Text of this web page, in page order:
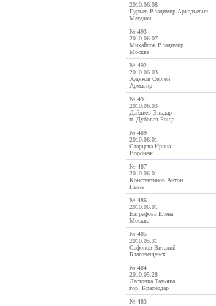
2010.06.08
Гурьев Владимир Аркадьевич
Магадан
№ 493
2010.06.07
Михайлов Владимир
Москва
№ 492
2010.06.03
Худяков Сергей
Армавир
№ 491
2010.06.03
Дайдиев Эльдар
п. Дубовая Роща
№ 489
2010.06.01
Старцева Ирина
Воронеж
№ 487
2010.06.01
Константинов Антон
Пенза
№ 486
2010.06.01
Евграфова Елена
Москва
№ 485
2010.05.31
Сафонов Виталий
Благовещенск
№ 484
2010.05.28
Ластовка Татьяна
гор. Краснодар
№ 483